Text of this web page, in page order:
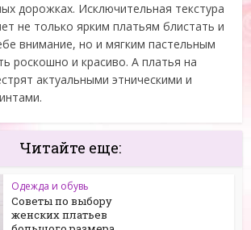
дорожках. Исключительная текстура
не только ярким платьям блистать и
внимание, но и мягким пастельным
роскошно и красиво. А платья на
актуальными этническими и
Читайте еще:
Одежда и обувь
Советы по выбору
женских платьев